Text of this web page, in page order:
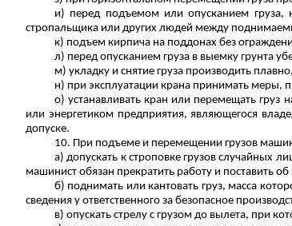
и) перед подъемом или опусканием груза,
стропальщика или других людей между
к) подъем кирпича на поддонах без
л) перед опусканием груза в выемку грунта
м) укладку и снятие груза производить
н) при эксплуатации крана принимать меры,
о) устанавливать кран или перемещать
или энергетиком предприятия, являющегося
допуске.
10. При подъеме и перемещении грузов
а) допускать к строповкегрузов случайных
машинист обязан прекратить работу и поставить об
б) поднимать или кантовать груз, масса
сведения у ответственного за безопасное
в) опускать стрелу с грузом до вылета, при